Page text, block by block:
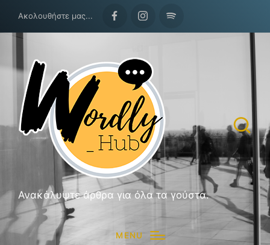
Ακολουθήστε μας...
FacebookInstagramSpotify
Ανακάλυψτε άρθρα για όλα τα γούστα.
MENU